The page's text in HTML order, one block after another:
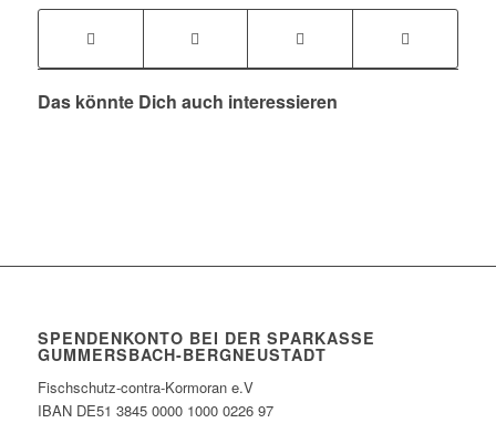
Das könnte Dich auch interessieren
SPENDENKONTO BEI DER SPARKASSE
GUMMERSBACH-BERGNEUSTADT
Fischschutz-contra-Kormoran e.V
IBAN DE51 3845 0000 1000 0226 97